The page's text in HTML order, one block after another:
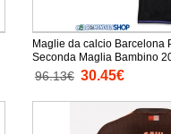
Maglie da calcio Barcelona
Seconda Maglia Bambino
+ Pantaloni corti)
96.13€ 30.45€